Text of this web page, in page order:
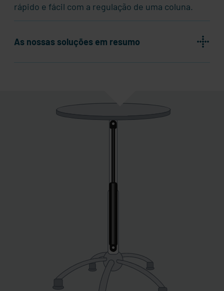
rápido e fácil com a regulação de uma coluna.
As nossas soluções em resumo